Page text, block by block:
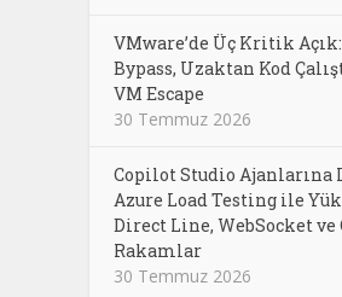
VMware’de Üç Kritik
Bypass, Uzaktan Kod
VM Escape
30 Temmuz 2026
Copilot Studio Ajanlarına
Azure Load Testing ile
Direct Line, WebSocket ve
Rakamlar
30 Temmuz 2026